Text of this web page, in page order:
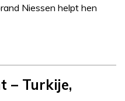
Niessen helpt hen
– Turkije,